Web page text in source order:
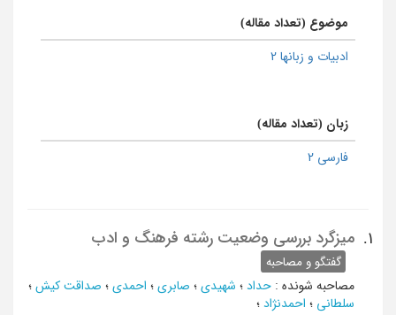
موضوع (تعداد مقاله)
ادبیات و زبانها 2
زبان (تعداد مقاله)
فارسی 2
1. میزگرد بررسی وضعیت رشته فرهنگ و ادب
گفتگو و مصاحبه
مصاحبه شونده : حداد ؛ شهیدی ؛ صابری ؛ احمدی ؛ صداقت کیش ؛
سلطانی ؛ احمدنژاد ؛